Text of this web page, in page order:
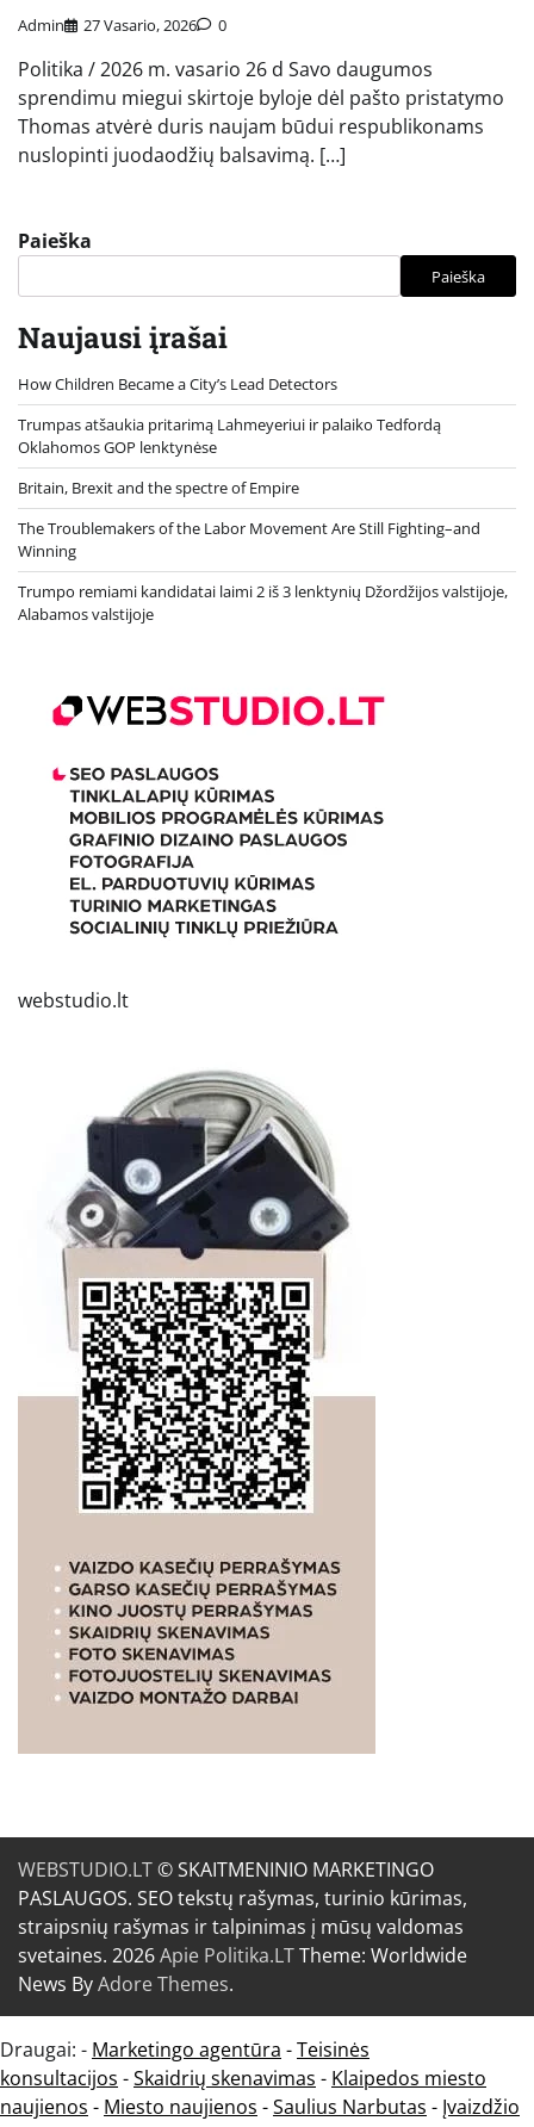
Admin 27 Vasario, 2026 0
Politika / 2026 m. vasario 26 d Savo daugumos
sprendimu miegui skirtoje byloje dėl pašto pristatymo
Thomas atvėrė duris naujam būdui respublikonams
nuslopinti juodaodžių balsavimą. […]
Paieška
Paieška
Naujausi įrašai
How Children Became a City’s Lead Detectors
Trumpas atšaukia pritarimą Lahmeyeriui ir palaiko Tedfordą
Oklahomos GOP lenktynėse
Britain, Brexit and the spectre of Empire
The Troublemakers of the Labor Movement Are Still Fighting–and
Winning
Trumpo remiami kandidatai laimi 2 iš 3 lenktynių Džordžijos valstijoje,
Alabamos valstijoje
webstudio.lt
WEBSTUDIO.LT© SKAITMENINIO MARKETINGO
PASLAUGOS. SEO tekstų rašymas, turinio kūrimas,
straipsnių rašymas ir talpinimas į mūsų valdomas
svetaines. 2026Apie Politika.LTTheme: Worldwide
News ByAdore Themes.
Draugai: - Marketingo agentūra -Teisinės
konsultacijos -Skaidrių skenavimas - Klaipedos miesto
naujienos - Miesto naujienos -Saulius Narbutas - Įvaizdžio